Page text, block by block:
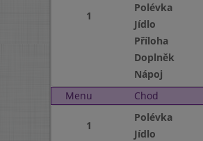
1
Polévka
Jídlo
Příloha
Doplněk
Nápoj
Menu
Chod
1
Polévka
Jídlo